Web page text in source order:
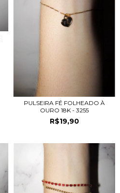
PULSEIRA FÉ FOLHEADO À
OURO 18K - 3255
R$19,90